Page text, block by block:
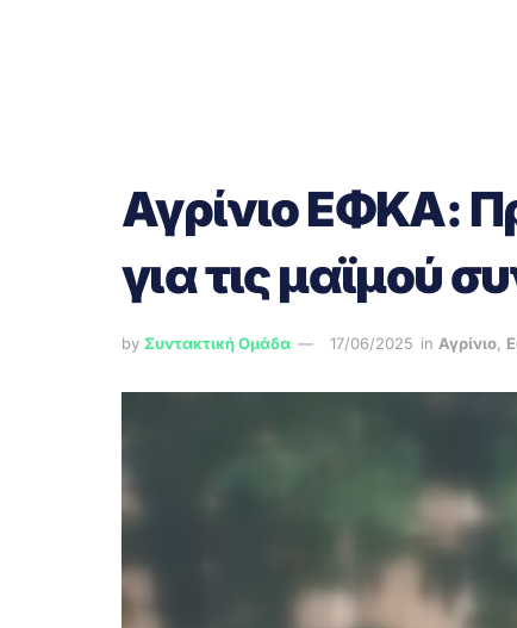
Αγρίνιο ΕΦΚΑ:
για τις μαϊμού
by Συντακτική Ομάδα 17/06/2025 in Αγρίνιο,